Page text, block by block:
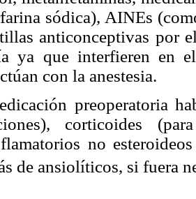
sódica), AINEs
anticonceptivas por
ya que interfieren en
con la anestesia.
preoperatoria
corticoides
no
de ansiolíticos, si fuera